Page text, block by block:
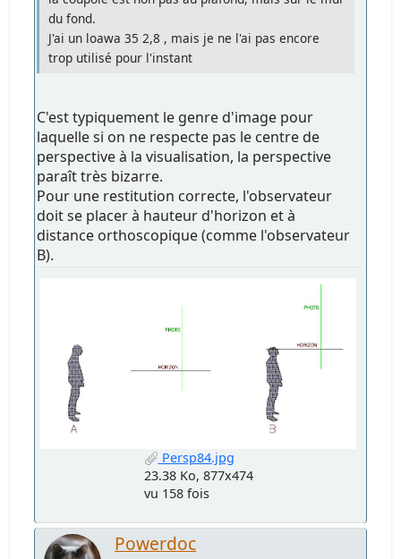
du fond.
J'ai un loawa 35 2,8 , mais je ne l'ai pas encore
trop utilisé pour l'instant
C'est typiquement le genre d'image pour
laquelle si on ne respecte pas le centre de
perspective à la visualisation, la perspective
paraît très bizarre.
Pour une restitution correcte, l'observateur
doit se placer à hauteur d'horizon et à
distance orthoscopique (comme l'observateur
B).
Persp84.jpg
23.38 Ko, 877x474
vu 158 fois
Powerdoc